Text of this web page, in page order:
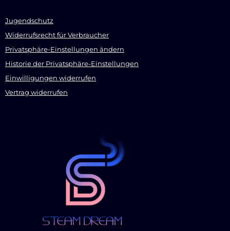
Jugendschutz
Widerrufsrecht für Verbraucher
Privatsphäre-Einstellungen ändern
Historie der Privatsphäre-Einstellungen
Einwilligungen widerrufen
Vertrag widerrufen